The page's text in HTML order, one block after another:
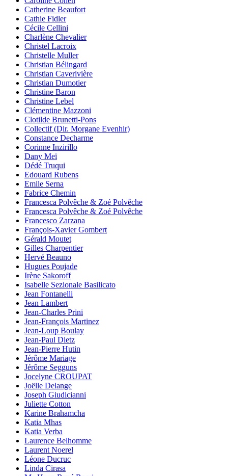
Catherine Beaufort
Cathie Fidler
Cécile Cellini
Charlène Chevalier
Christel Lacroix
Christelle Muller
Christian Bélingard
Christian Caverivière
Christian Dumotier
Christine Baron
Christine Lebel
Clémentine Mazzoni
Clotilde Brunetti-Pons
Collectif (Dir. Morgane Evenhir)
Constance Decharme
Corinne Inzirillo
Dany Meï
Dédé Truqui
Edouard Rubens
Emile Serna
Fabrice Chemin
Francesca Polvêche & Zoé Polvêche
Francesca Polvêche & Zoé Polvêche
Francesco Zarzana
François-Xavier Gombert
Gérald Moutet
Gilles Charpentier
Hervé Beauno
Hugues Poujade
Irène Sakoroff
Isabelle Sezionale Basilicato
Jean Fontanelli
Jean Lambert
Jean-Charles Prini
Jean-François Martinez
Jean-Loup Boulay
Jean-Paul Dietz
Jean-Pierre Hutin
Jérôme Mariage
Jérôme Segguns
Jocelyne CROUPAT
Joëlle Delange
Joseph Giudicianni
Juliette Cotton
Karine Brahamcha
Katia Mhas
Katia Verba
Laurence Belhomme
Laurent Noerel
Léone Ducruc
Linda Cirasa